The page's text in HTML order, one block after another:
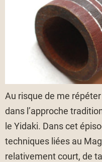
Au risque de me
dans l’approche
le Yidaki. Dans cet
techniques liées au
relativement court, de